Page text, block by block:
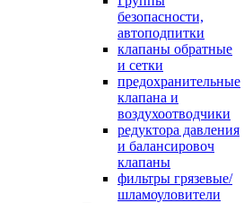
безопасности,
автоподпитки
клапаны обратные
и сетки
предохранительные
клапана и
воздухоотводчики
редуктора давления
и балансировоч
клапаны
фильтры грязевые/
шламоуловители